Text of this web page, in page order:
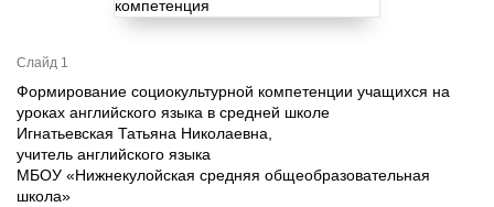
Слайд 1
Формирование социокультурной компетенции учащихся на
уроках английского языка в средней школе
Игнатьевская Татьяна Николаевна,
учитель английского языка
МБОУ «Нижнекулойская средняя общеобразовательная
школа»